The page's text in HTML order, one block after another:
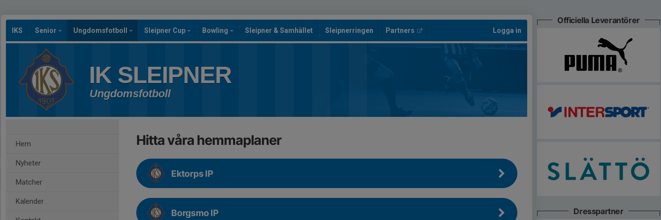
IKS Senior Ungdomsfotboll Sleipner Cup Bowling Sleipner & Samhället Sleipnerringen Partners Logga in
IK SLEIPNER
Ungdomsfotboll
Hem
Nyheter
Matcher
Kalender
Hitta våra hemmaplaner
Ektorps IP
Borgsmo IP
Officiella Leverantörer
Dresspartner